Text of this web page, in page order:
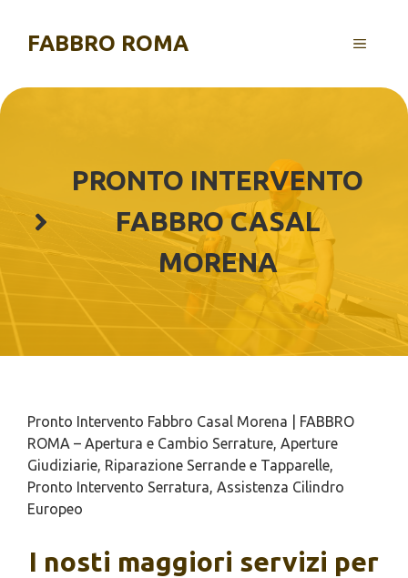
contenuto
FABBRO ROMA MENU
PRONTO INTERVENTO
FABBRO CASAL
MORENA
Pronto Intervento Fabbro Casal Morena | FABBRO
ROMA – Apertura e Cambio Serrature, Aperture
Giudiziarie, Riparazione Serrande e Tapparelle,
Pronto Intervento Serratura, Assistenza Cilindro
Europeo
I nosti maggiori servizi per